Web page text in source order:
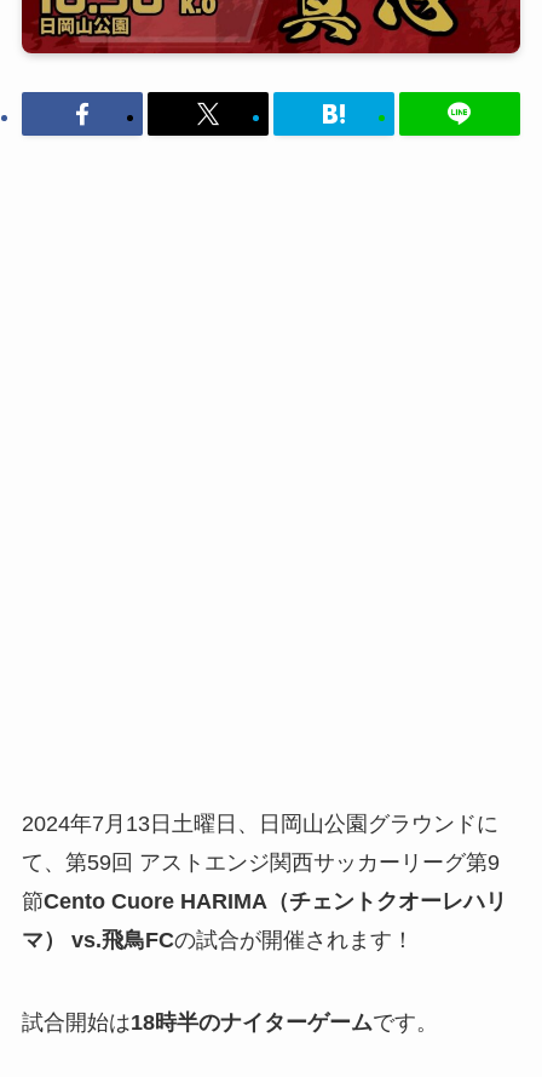
2024年7月13日土曜日、日岡山公園グラウンドに
て、第59回 アストエンジ関西サッカーリーグ第9
節Cento Cuore HARIMA（チェントクオーレハリ
マ） vs.飛鳥FCの試合が開催されます！
試合開始は18時半のナイターゲームです。